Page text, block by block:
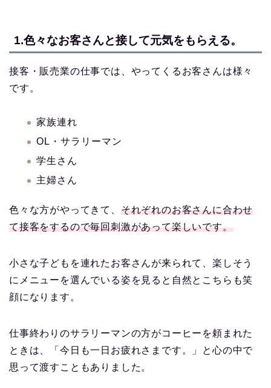
1.色々なお客さんと接して元気をもらえる。
接客・販売業の仕事では、やってくるお客さんは様々
です。
家族連れ
OL・サラリーマン
学生さん
主婦さん
色々な方がやってきて、 それぞれのお客さんに合わせ
て接客をするので毎回刺激があって楽しいです。
小さな子どもを連れたお客さんが来られて、楽しそう
にメニューを選んでいる姿を見ると自然とこちらも笑
顔になります。
仕事終わりのサラリーマンの方がコーヒーを頼まれた
ときは、「今日も一日お疲れさまです。」と心の中で
思って渡すこともありました。